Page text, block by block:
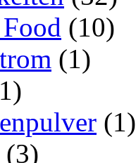
(10)
(1)
(1)
(3)